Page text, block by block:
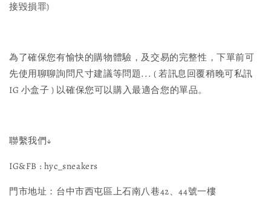
接毀損罪)
為了確保您有愉快的購物體驗，及交易的完整性，下單前可
先使用聊聊詢問尺寸建議等問題... ( 若訊息回覆稍晚可私訊
IG 小盒子 ) 以確保您可以購入最適合您的單品。
聯繫我們↓
IG&FB : hyc_sneakers
門市地址：台中市西屯區上石南八巷42、44號一樓